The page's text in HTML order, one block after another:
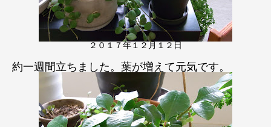
２０１７年１２月１２日
約一週間立ちました。葉が増えて元気です。